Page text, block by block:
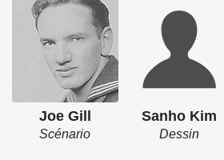
Joe Gill
Scénario
Sanho Kim
Dessin